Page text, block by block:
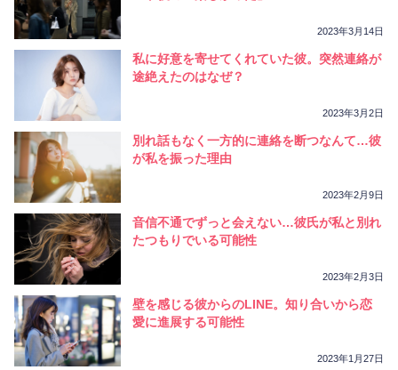
2023年3月14日
私に好意を寄せてくれていた彼。突然連絡が
途絶えたのはなぜ？
2023年3月2日
別れ話もなく一方的に連絡を断つなんて…彼
が私を振った理由
2023年2月9日
音信不通でずっと会えない…彼氏が私と別れ
たつもりでいる可能性
2023年2月3日
壁を感じる彼からのLINE。知り合いから恋
愛に進展する可能性
2023年1月27日